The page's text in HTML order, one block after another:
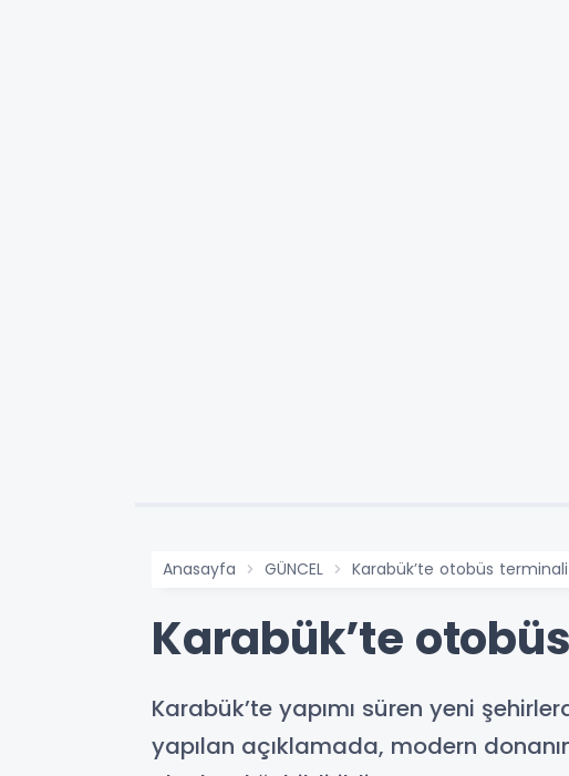
Anasayfa GÜNCEL Karabük’te otobüs
Karabük’te
Karabük’te yapımı süren yeni
yapılan açıklamada, modern